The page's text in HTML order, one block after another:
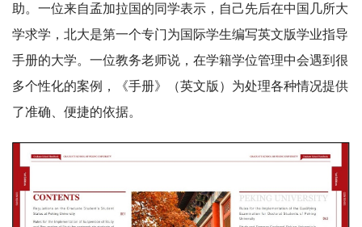
助。一位来自孟加拉国的同学表示，自己先后在中国几所大
学求学，北大是第一个专门为国际学生编写英文版学业指导
手册的大学。一位教务老师说，在学籍学位管理中会遇到很
多个性化的案例，《手册》（英文版）为处理各种情况提供
了准确、便捷的依据。